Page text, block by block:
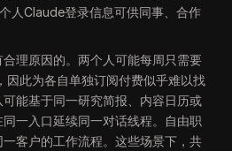
人Claude登录信息可供同事、合作
理原因的。两个人可能每周只需要
因此为各自单独订阅付费似乎难以找
能基于同一研究简报、内容日历或
一入口延续同一对话线程。自由职
客户的工作流程。这些场景下，共